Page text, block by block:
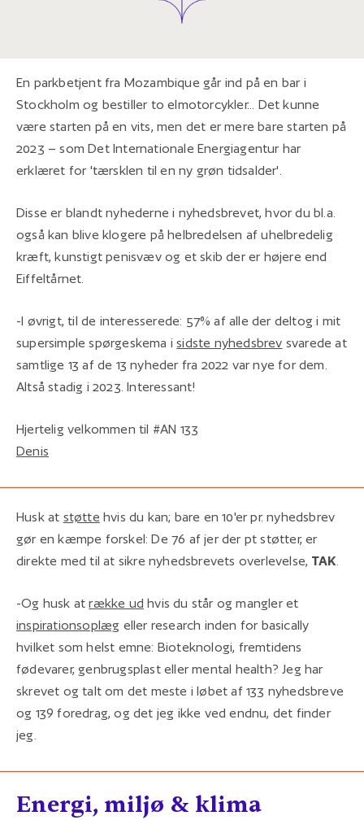
En parkbetjent fra Mozambique går ind på en bar i
Stockholm og bestiller to elmotorcykler... Det kunne
være starten på en vits, men det er mere bare starten på
2023 – som Det Internationale Energiagentur har
erklæret for 'tærsklen til en ny grøn tidsalder'.
Disse er blandt nyhederne i nyhedsbrevet, hvor du bl.a.
også kan blive klogere på helbredelsen af uhelbredelig
kræft, kunstigt penisvæv og et skib der er højere end
Eiffeltårnet.
-I øvrigt, til de interesserede: 57% af alle der deltog i mit
supersimple spørgeskema isidste nyhedsbrev svarede at
samtlige 13 af de 13 nyheder fra 2022 var nye for dem.
Altså stadig i 2023. Interessant!
Hjertelig velkommen til #AN 133
Denis
Husk at støtte hvis du kan; bare en 10'er pr. nyhedsbrev
gør en kæmpe forskel: De 76 af jer der pt støtter, er
direkte med til at sikre nyhedsbrevets overlevelse, TAK.
-Og husk atrække ud hvis du står og mangler et
inspirationsoplæg eller research inden for basically
hvilket som helst emne: Bioteknologi, fremtidens
fødevarer, genbrugsplast eller mental health? Jeg har
skrevet og talt om det meste i løbet af 133 nyhedsbreve
og 139 foredrag, og det jeg ikke ved endnu, det finder
jeg.
Energi, miljø & klima